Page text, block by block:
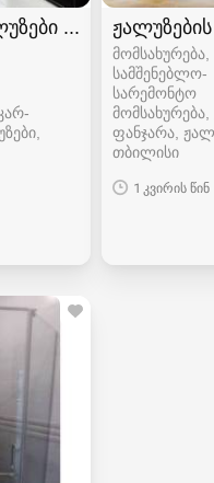
რუსთავშიჟალუზების
მომსახურება,
სამშენებლო-
სარემონტო
ფანჯარა,
თბილისი
1 კვირის წინ